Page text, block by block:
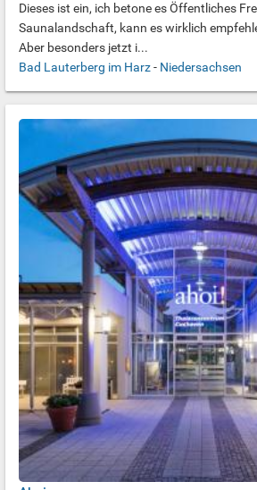
Dieses ist ein, ich betone es Öffentliches
Saunalandschaft, kann es wirklich
Aber besonders jetzt i...
Bad Lauterberg im Harz- Niedersachsen